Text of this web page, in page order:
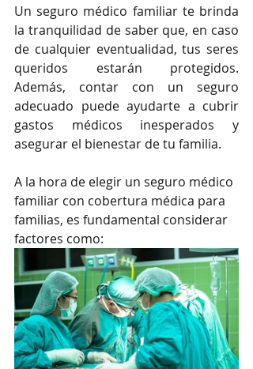
Un seguro médico familiar te brinda
la tranquilidad de saber que, en caso
de cualquier eventualidad, tus seres
queridos estarán protegidos.
Además, contar con un seguro
adecuado puede ayudarte a cubrir
gastos médicos inesperados y
asegurar el bienestar de tu familia.
A la hora de elegir un seguro médico
familiar con cobertura médica para
familias, es fundamental considerar
factores como: